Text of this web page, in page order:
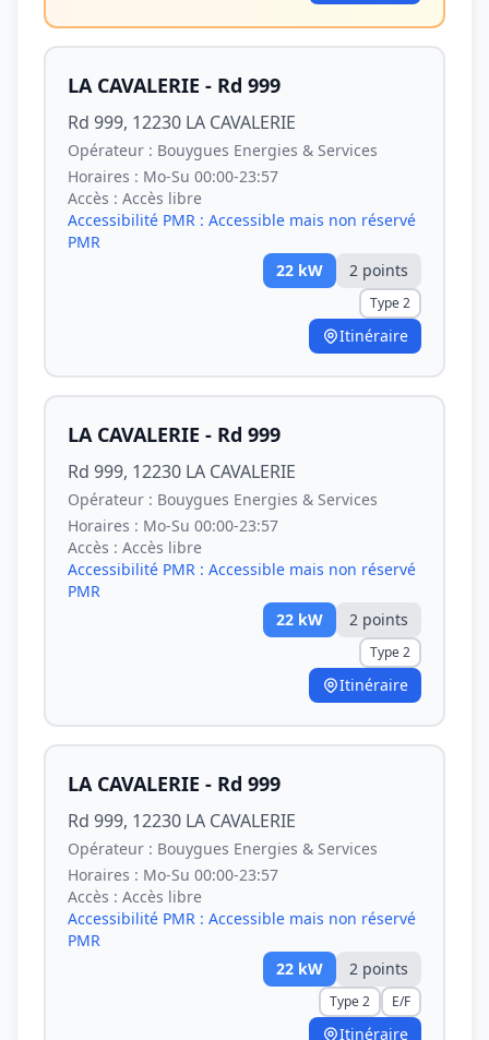
LA CAVALERIE - Rd 999
Rd 999, 12230 LA CAVALERIE
Opérateur : Bouygues Energies & Services
Horaires : Mo-Su 00:00-23:57
Accès : Accès libre
Accessibilité PMR : Accessible mais non réservé
PMR
22 kW 2 points
Type 2
Itinéraire
LA CAVALERIE - Rd 999
Rd 999, 12230 LA CAVALERIE
Opérateur : Bouygues Energies & Services
Horaires : Mo-Su 00:00-23:57
Accès : Accès libre
Accessibilité PMR : Accessible mais non réservé
PMR
22 kW 2 points
Type 2
Itinéraire
LA CAVALERIE - Rd 999
Rd 999, 12230 LA CAVALERIE
Opérateur : Bouygues Energies & Services
Horaires : Mo-Su 00:00-23:57
Accès : Accès libre
Accessibilité PMR : Accessible mais non réservé
PMR
22 kW 2 points
Type 2 E/F
Itinéraire